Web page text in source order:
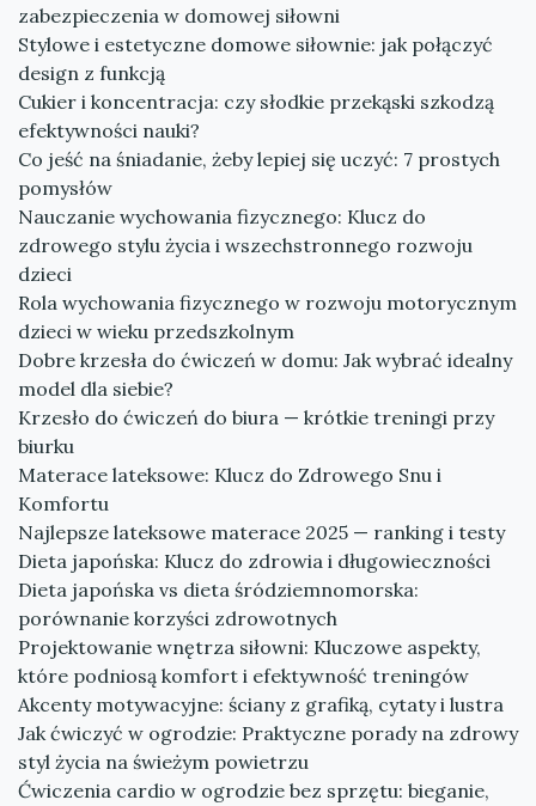
zabezpieczenia w domowej siłowni
Stylowe i estetyczne domowe siłownie: jak połączyć
design z funkcją
Cukier i koncentracja: czy słodkie przekąski szkodzą
efektywności nauki?
Co jeść na śniadanie, żeby lepiej się uczyć: 7 prostych
pomysłów
Nauczanie wychowania fizycznego: Klucz do
zdrowego stylu życia i wszechstronnego rozwoju
dzieci
Rola wychowania fizycznego w rozwoju motorycznym
dzieci w wieku przedszkolnym
Dobre krzesła do ćwiczeń w domu: Jak wybrać idealny
model dla siebie?
Krzesło do ćwiczeń do biura — krótkie treningi przy
biurku
Materace lateksowe: Klucz do Zdrowego Snu i
Komfortu
Najlepsze lateksowe materace 2025 — ranking i testy
Dieta japońska: Klucz do zdrowia i długowieczności
Dieta japońska vs dieta śródziemnomorska:
porównanie korzyści zdrowotnych
Projektowanie wnętrza siłowni: Kluczowe aspekty,
które podniosą komfort i efektywność treningów
Akcenty motywacyjne: ściany z grafiką, cytaty i lustra
Jak ćwiczyć w ogrodzie: Praktyczne porady na zdrowy
styl życia na świeżym powietrzu
Ćwiczenia cardio w ogrodzie bez sprzętu: bieganie,